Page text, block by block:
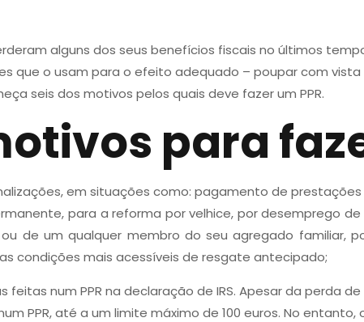
alguns dos seus benefícios fiscais no últimos
que o usam para o efeito adequado – poupar com
seis dos motivos pelos quais deve fazer um PPR.
para
em situações como: pagamento de
para a reforma por velhice, por desemprego
de um qualquer membro do seu agregado familiar,
condições mais acessíveis de resgate antecipado;
num PPR na declaração de IRS. Apesar da perda
PPR, até a um limite máximo de 100 euros. No